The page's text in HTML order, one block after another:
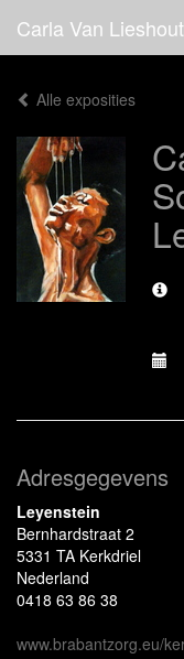
Alle exposities
Adresgegevens
Leyenstein
Bernhardstraat 2
5331 TA Kerkdriel
Nederland
0418 63 86 38
www.brabantzorg.eu/